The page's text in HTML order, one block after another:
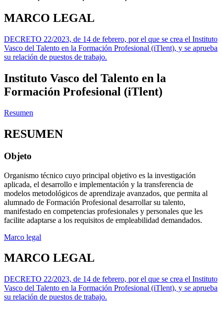
MARCO LEGAL
DECRETO 22/2023, de 14 de febrero, por el que se crea el Instituto
Vasco del Talento en la Formación Profesional (iTlent), y se aprueba
su relación de puestos de trabajo.
Instituto Vasco del Talento en la
Formación Profesional (iTlent)
Resumen
RESUMEN
Objeto
Organismo técnico cuyo principal objetivo es la investigación
aplicada, el desarrollo e implementación y la transferencia de
modelos metodológicos de aprendizaje avanzados, que permita al
alumnado de Formación Profesional desarrollar su talento,
manifestado en competencias profesionales y personales que les
facilite adaptarse a los requisitos de empleabilidad demandados.
Marco legal
MARCO LEGAL
DECRETO 22/2023, de 14 de febrero, por el que se crea el Instituto
Vasco del Talento en la Formación Profesional (iTlent), y se aprueba
su relación de puestos de trabajo.